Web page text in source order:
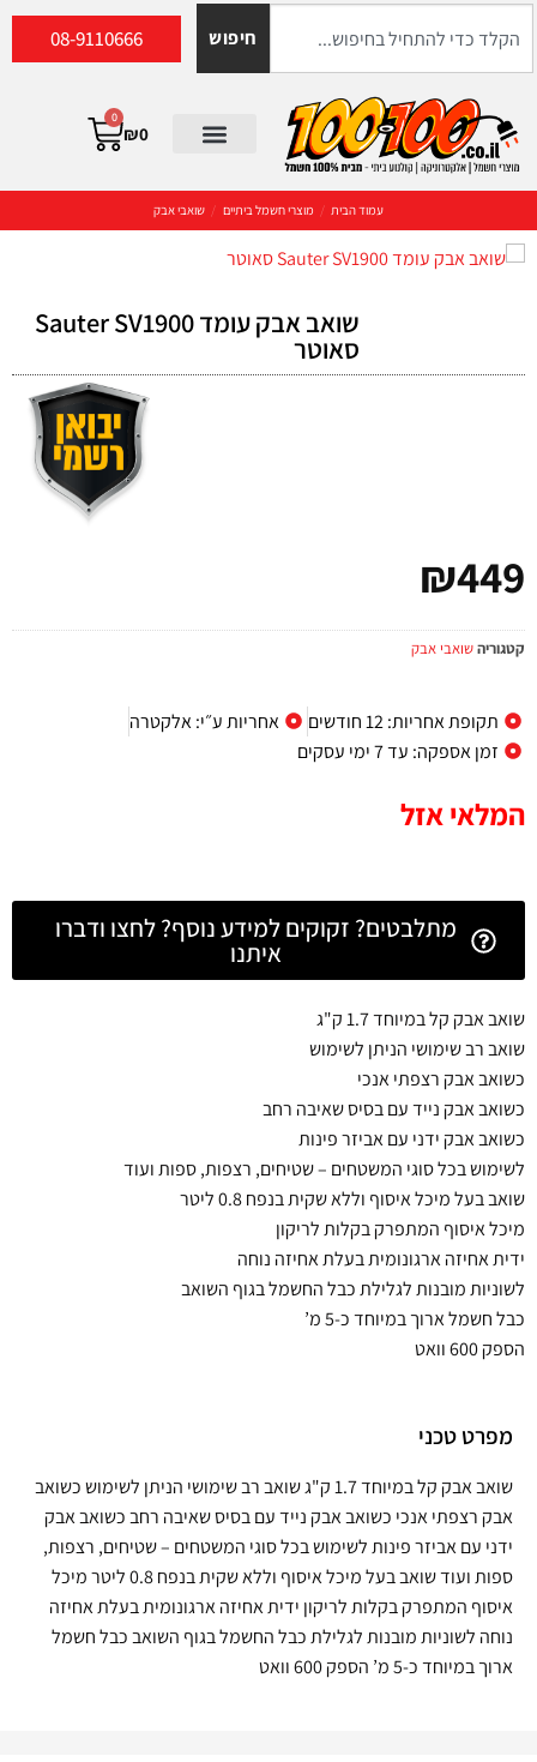
חיפוש 08-9110666
₪0
0
עמוד הבית / מוצרי חשמל ביתיים / שואבי אבק
שואב אבק עומד Sauter SV1900
סאוטר
₪449
קטגוריהשואבי אבק
תקופת אחריות: 12 חודשים
אחריות ע״י: אלקטרה
זמן אספקה: עד 7 ימי עסקים
המלאי אזל
מתלבטים? זקוקים למידע נוסף? לחצו ודברו
איתנו
שואב אבק קל במיוחד 1.7 ק"ג
שואב רב שימושי הניתן לשימוש
כשואב אבק רצפתי אנכי
כשואב אבק נייד עם בסיס שאיבה רחב
כשואב אבק ידני עם אביזר פינות
לשימוש בכל סוגי המשטחים – שטיחים, רצפות, ספות ועוד
שואב בעל מיכל איסוף וללא שקית בנפח 0.8 ליטר
מיכל איסוף המתפרק בקלות לריקון
ידית אחיזה ארגונומית בעלת אחיזה נוחה
לשוניות מובנות לגלילת כבל החשמל בגוף השואב
כבל חשמל ארוך במיוחד כ-5 מ’
הספק 600 וואט
מפרט טכני
שואב אבק קל במיוחד 1.7 ק"ג שואב רב שימושי הניתן לשימוש כשואב
אבק רצפתי אנכי כשואב אבק נייד עם בסיס שאיבה רחב כשואב אבק
ידני עם אביזר פינות לשימוש בכל סוגי המשטחים – שטיחים, רצפות,
ספות ועוד שואב בעל מיכל איסוף וללא שקית בנפח 0.8 ליטר מיכל
איסוף המתפרק בקלות לריקון ידית אחיזה ארגונומית בעלת אחיזה
נוחה לשוניות מובנות לגלילת כבל החשמל בגוף השואב כבל חשמל
ארוך במיוחד כ-5 מ’ הספק 600 וואט